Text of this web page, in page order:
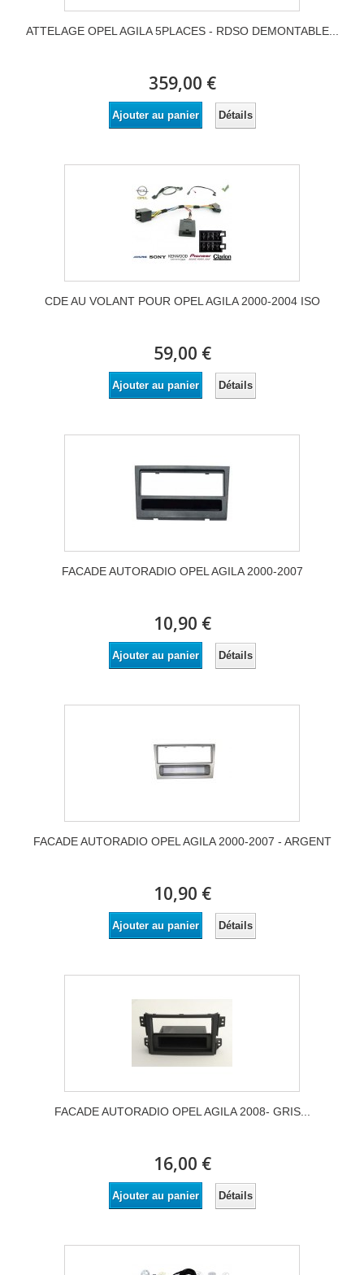
ATTELAGE OPEL AGILA 5PLACES - RDSO DEMONTABLE...
359,00 €
Ajouter au panier Détails
CDE AU VOLANT POUR OPEL AGILA 2000-2004 ISO
59,00 €
Ajouter au panier Détails
FACADE AUTORADIO OPEL AGILA 2000-2007
10,90 €
Ajouter au panier Détails
FACADE AUTORADIO OPEL AGILA 2000-2007 - ARGENT
10,90 €
Ajouter au panier Détails
FACADE AUTORADIO OPEL AGILA 2008- GRIS...
16,00 €
Ajouter au panier Détails